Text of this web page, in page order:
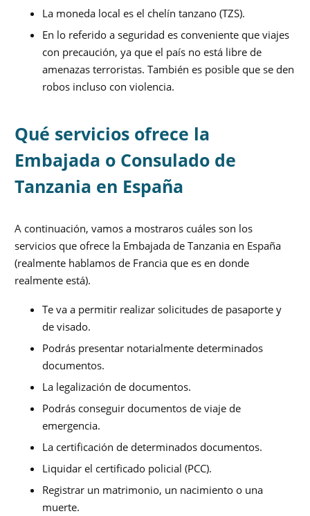
La moneda local es el chelín tanzano (TZS).
En lo referido a seguridad es conveniente que viajes
con precaución, ya que el país no está libre de
amenazas terroristas. También es posible que se den
robos incluso con violencia.
Qué servicios ofrece la
Embajada o Consulado de
Tanzania en España
A continuación, vamos a mostraros cuáles son los
servicios que ofrece la Embajada de Tanzania en España
(realmente hablamos de Francia que es en donde
realmente está).
Te va a permitir realizar solicitudes de pasaporte y
de visado.
Podrás presentar notarialmente determinados
documentos.
La legalización de documentos.
Podrás conseguir documentos de viaje de
emergencia.
La certificación de determinados documentos.
Liquidar el certificado policial (PCC).
Registrar un matrimonio, un nacimiento o una
muerte.